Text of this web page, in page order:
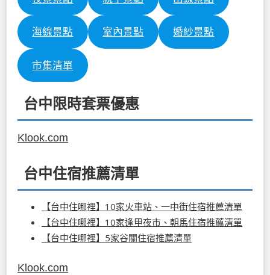
海線景點 室內景點 婚紗景點
市集清單
台中限時套票優惠
Klook.com
台中住宿推薦清單
【台中住哪裡】10家火車站、一中街住宿推薦清單
【台中住哪裡】10家逢甲夜市、朝馬住宿推薦清單
【台中住哪裡】5家谷關住宿推薦清單
Klook.com